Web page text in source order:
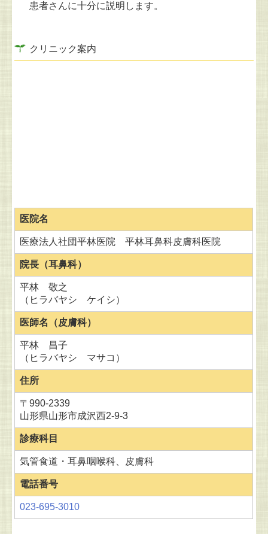
クリニック案内
医院名
医療法人社団平林医院 平林耳鼻科皮膚科医院
院長（耳鼻科）
平林 敬之
（ヒラバヤシ ケイシ）
医師名（皮膚科）
平林 昌子
（ヒラバヤシ マサコ）
住所
〒990-2339
山形県山形市成沢西2-9-3
診療科目
気管食道・耳鼻咽喉科、皮膚科
電話番号
023-695-3010
患者さんに十分に説明します。